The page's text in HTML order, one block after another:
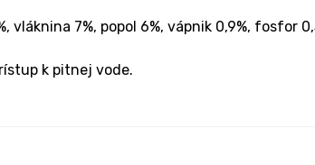
vláknina 7%, popol 6%, vápnik 0,9%, fosfor
k pitnej vode.